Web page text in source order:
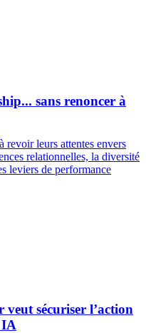
sans renoncer à
revoir leurs attentes envers
relationnelles, la diversité
leviers de performance
sécuriser l’action
IA